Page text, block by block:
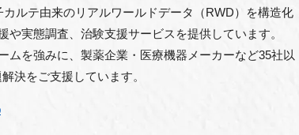
ルテ由来のリアルワールドデータ（RWD）を構造化
実態調査、治験支援サービスを提供しています。
を強みに、製薬企業・医療機器メーカーなど35社以
決をご支援しています。